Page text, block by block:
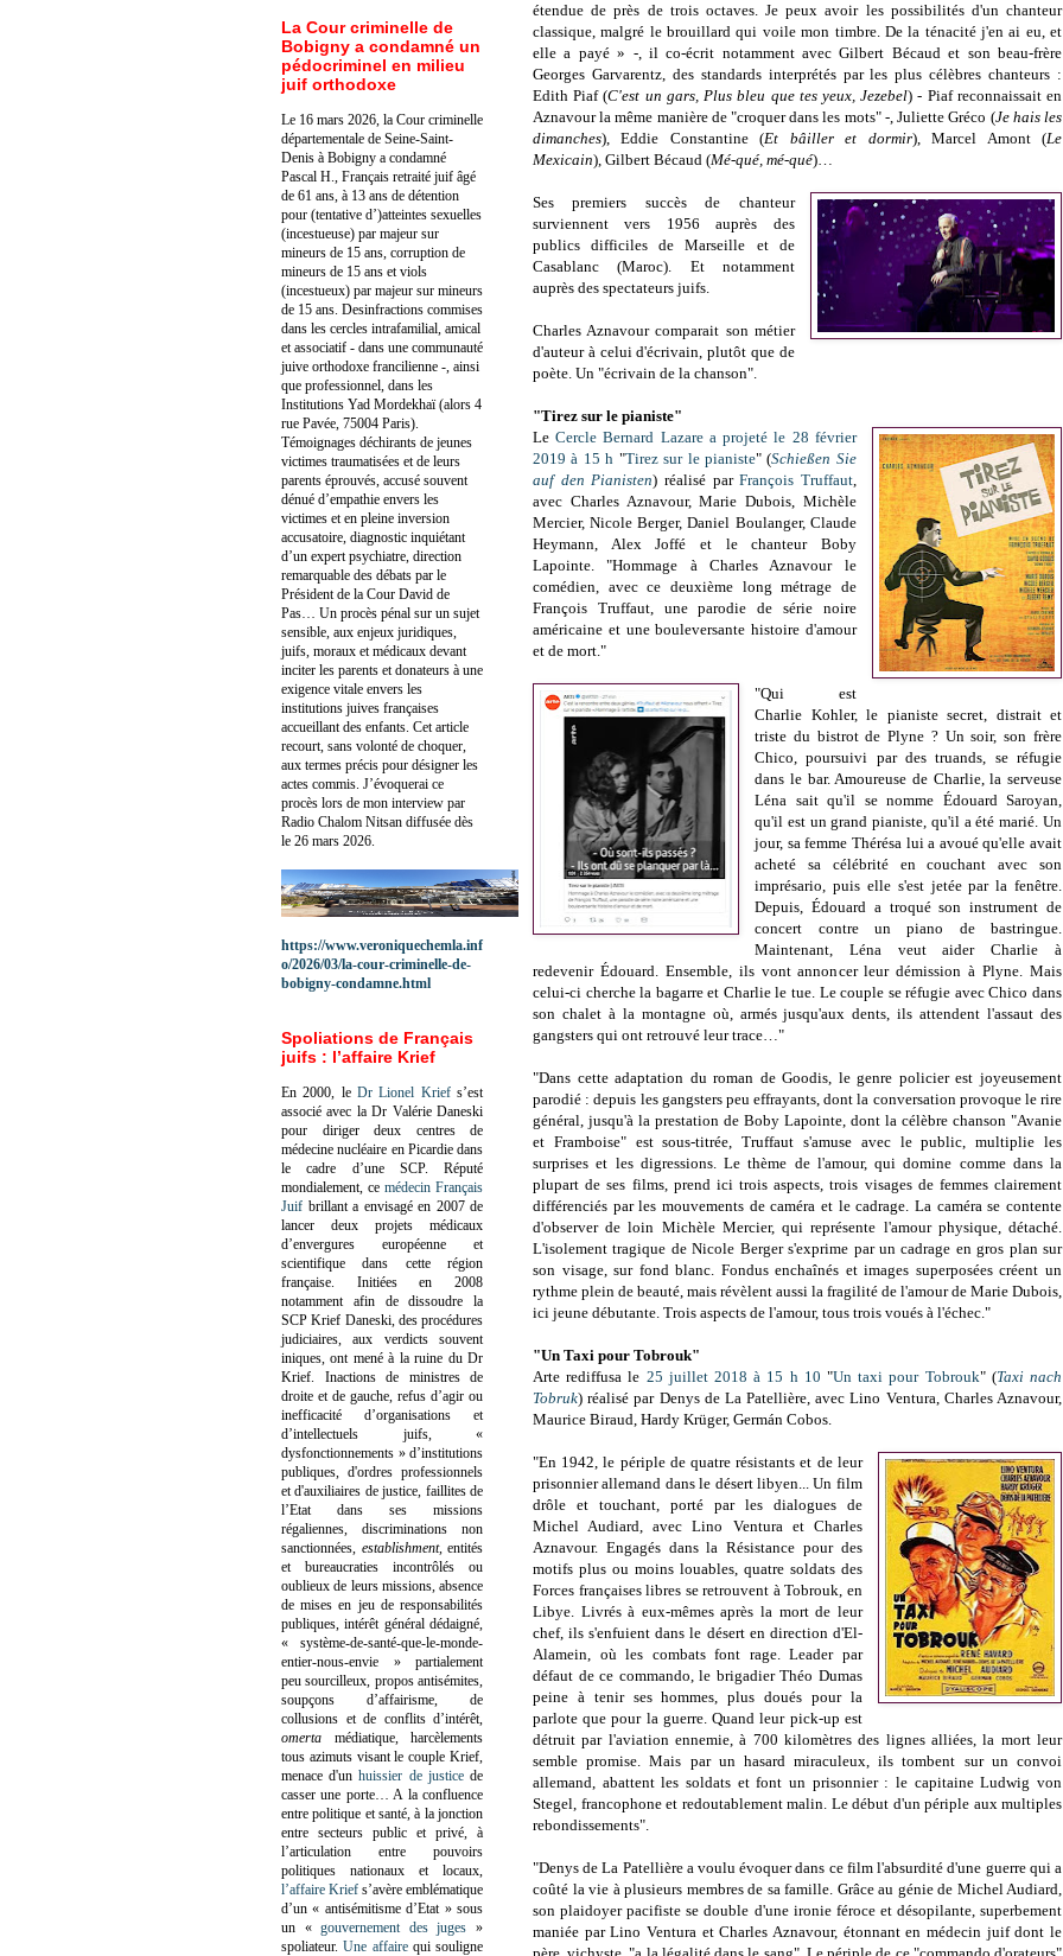
étendue de près de trois octaves. Je peux avoir les possibilités d'un chanteur
classique, malgré le brouillard qui voile mon timbre. De la ténacité j'en ai eu, et
elle a payé » -, il co-écrit notamment avec Gilbert Bécaud et son beau-frère
Georges Garvarentz, des standards interprétés par les plus célèbres chanteurs :
Edith Piaf (C'est un gars, Plus bleu que tes yeux, Jezebel) - Piaf reconnaissait en
Aznavour la même manière de "croquer dans les mots" -, Juliette Gréco (Je hais les
dimanches), Eddie Constantine (Et bâiller et dormir), Marcel Amont (Le
Mexicain), Gilbert Bécaud (Mé-qué, mé-qué)…
Ses premiers succès de chanteur
surviennent vers 1956 auprès des
publics difficiles de Marseille et de
Casablanc (Maroc). Et notamment
auprès des spectateurs juifs.
Charles Aznavour comparait son métier
d'auteur à celui d'écrivain, plutôt que de
poète. Un "écrivain de la chanson".
"Tirez sur le pianiste"
LeCercle Bernard Lazare a projeté le 28 février
2019 à 15 h "Tirez sur le pianiste" (Schießen Sie
auf den Pianisten) réalisé parFrançois Truffaut,
avec Charles Aznavour, Marie Dubois, Michèle
Mercier, Nicole Berger, Daniel Boulanger, Claude
Heymann, Alex Joffé et le chanteur Boby
Lapointe. "Hommage à Charles Aznavour le
comédien, avec ce deuxième long métrage de
François Truffaut, une parodie de série noire
américaine et une bouleversante histoire d'amour
et de mort."
"Qui est
Charlie Kohler, le pianiste secret, distrait et
triste du bistrot de Plyne ? Un soir, son frère
Chico, poursuivi par des truands, se réfugie
dans le bar. Amoureuse de Charlie, la serveuse
Léna sait qu'il se nomme Édouard Saroyan,
qu'il est un grand pianiste, qu'il a été marié. Un
jour, sa femme Thérésa lui a avoué qu'elle avait
acheté sa célébrité en couchant avec son
imprésario, puis elle s'est jetée par la fenêtre.
Depuis, Édouard a troqué son instrument de
concert contre un piano de bastringue.
Maintenant, Léna veut aider Charlie à
redevenir Édouard. Ensemble, ils vont annoncer leur démission à Plyne. Mais
celui-ci cherche la bagarre et Charlie le tue. Le couple se réfugie avec Chico dans
son chalet à la montagne où, armés jusqu'aux dents, ils attendent l'assaut des
gangsters qui ont retrouvé leur trace…"
"Dans cette adaptation du roman de Goodis, le genre policier est joyeusement
parodié : depuis les gangsters peu effrayants, dont la conversation provoque le rire
général, jusqu'à la prestation de Boby Lapointe, dont la célèbre chanson "Avanie
et Framboise" est sous-titrée, Truffaut s'amuse avec le public, multiplie les
surprises et les digressions. Le thème de l'amour, qui domine comme dans la
plupart de ses films, prend ici trois aspects, trois visages de femmes clairement
différenciés par les mouvements de caméra et le cadrage. La caméra se contente
d'observer de loin Michèle Mercier, qui représente l'amour physique, détaché.
L'isolement tragique de Nicole Berger s'exprime par un cadrage en gros plan sur
son visage, sur fond blanc. Fondus enchaînés et images superposées créent un
rythme plein de beauté, mais révèlent aussi la fragilité de l'amour de Marie Dubois,
ici jeune débutante. Trois aspects de l'amour, tous trois voués à l'échec."
"Un Taxi pour Tobrouk"
Arte rediffusa le 25 juillet 2018 à 15 h 10 "Un taxi pour Tobrouk" (Taxi nach
Tobruk) réalisé par Denys de La Patellière, avec Lino Ventura, Charles Aznavour,
Maurice Biraud, Hardy Krüger, Germán Cobos.
"En 1942, le périple de quatre résistants et de leur
prisonnier allemand dans le désert libyen... Un film
drôle et touchant, porté par les dialogues de
Michel Audiard, avec Lino Ventura et Charles
Aznavour. Engagés dans la Résistance pour des
motifs plus ou moins louables, quatre soldats des
Forces françaises libres se retrouvent à Tobrouk, en
Libye. Livrés à eux-mêmes après la mort de leur
chef, ils s'enfuient dans le désert en direction d'El-
Alamein, où les combats font rage. Leader par
défaut de ce commando, le brigadier Théo Dumas
peine à tenir ses hommes, plus doués pour la
parlote que pour la guerre. Quand leur pick-up est
détruit par l'aviation ennemie, à 700 kilomètres des lignes alliées, la mort leur
semble promise. Mais par un hasard miraculeux, ils tombent sur un convoi
allemand, abattent les soldats et font un prisonnier : le capitaine Ludwig von
Stegel, francophone et redoutablement malin. Le début d'un périple aux multiples
rebondissements".
"Denys de La Patellière a voulu évoquer dans ce film l'absurdité d'une guerre qui a
coûté la vie à plusieurs membres de sa famille. Grâce au génie de Michel Audiard,
son plaidoyer pacifiste se double d'une ironie féroce et désopilante, superbement
maniée par Lino Ventura et Charles Aznavour, étonnant en médecin juif dont le
La Cour criminelle de
Bobigny a condamné un
pédocriminel en milieu
juif orthodoxe
Le 16 mars 2026, la Cour criminelle
départementale de Seine-Saint-
Denis à Bobigny a condamné
Pascal H., Français retraité juif âgé
de 61 ans, à 13 ans de détention
pour (tentative d’)atteintes sexuelles
(incestueuse) par majeur sur
mineurs de 15 ans, corruption de
mineurs de 15 ans et viols
(incestueux) par majeur sur mineurs
de 15 ans. Desinfractions commises
dans les cercles intrafamilial, amical
et associatif - dans une communauté
juive orthodoxe francilienne -, ainsi
que professionnel, dans les
Institutions Yad Mordekhaï (alors 4
rue Pavée, 75004 Paris).
Témoignages déchirants de jeunes
victimes traumatisées et de leurs
parents éprouvés, accusé souvent
dénué d’empathie envers les
victimes et en pleine inversion
accusatoire, diagnostic inquiétant
d’un expert psychiatre, direction
remarquable des débats par le
Président de la Cour David de
Pas… Un procès pénal sur un sujet
sensible, aux enjeux juridiques,
juifs, moraux et médicaux devant
inciter les parents et donateurs à une
exigence vitale envers les
institutions juives françaises
accueillant des enfants. Cet article
recourt, sans volonté de choquer,
aux termes précis pour désigner les
actes commis. J’évoquerai ce
procès lors de mon interview par
Radio Chalom Nitsan diffusée dès
le 26 mars 2026.
https://www.veroniquechemla.inf
o/2026/03/la-cour-criminelle-de-
bobigny-condamne.html
Spoliations de Français
juifs : l’affaire Krief
En 2000, le Dr Lionel Kriefs’est
associé avec la Dr Valérie Daneski
pour diriger deux centres de
médecine nucléaire en Picardie dans
le cadre d’une SCP. Réputé
mondialement, ce médecin Français
Juif brillant a envisagé en 2007 de
lancer deux projets médicaux
d’envergures européenne et
scientifique dans cette région
française. Initiées en 2008
notamment afin de dissoudre la
SCP Krief Daneski, des procédures
judiciaires, aux verdicts souvent
iniques, ont mené à la ruine du Dr
Krief. Inactions de ministres de
droite et de gauche, refus d’agir ou
inefficacité d’organisations et
d’intellectuels juifs, «
dysfonctionnements » d’institutions
publiques, d'ordres professionnels
et d'auxiliaires de justice, faillites de
l’Etat dans ses missions
régaliennes, discriminations non
sanctionnées, establishment, entités
et bureaucraties incontrôlés ou
oublieux de leurs missions, absence
de mises en jeu de responsabilités
publiques, intérêt général dédaigné,
« système-de-santé-que-le-monde-
entier-nous-envie » partialement
peu sourcilleux, propos antisémites,
soupçons d’affairisme, de
collusions et de conflits d’intérêt,
omerta médiatique, harcèlements
tous azimuts visant le couple Krief,
menace d'unhuissier de justicede
casser une porte… A la confluence
entre politique et santé, à la jonction
entre secteurs public et privé, à
l’articulation entre pouvoirs
politiques nationaux et locaux,
l’affaire Krief s’avère emblématique
d’un « antisémitisme d’Etat » sous
un «gouvernement des juges »
spoliateur.Une affairequi souligne